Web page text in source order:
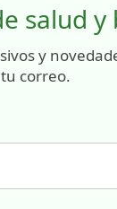
salud y
y
correo.